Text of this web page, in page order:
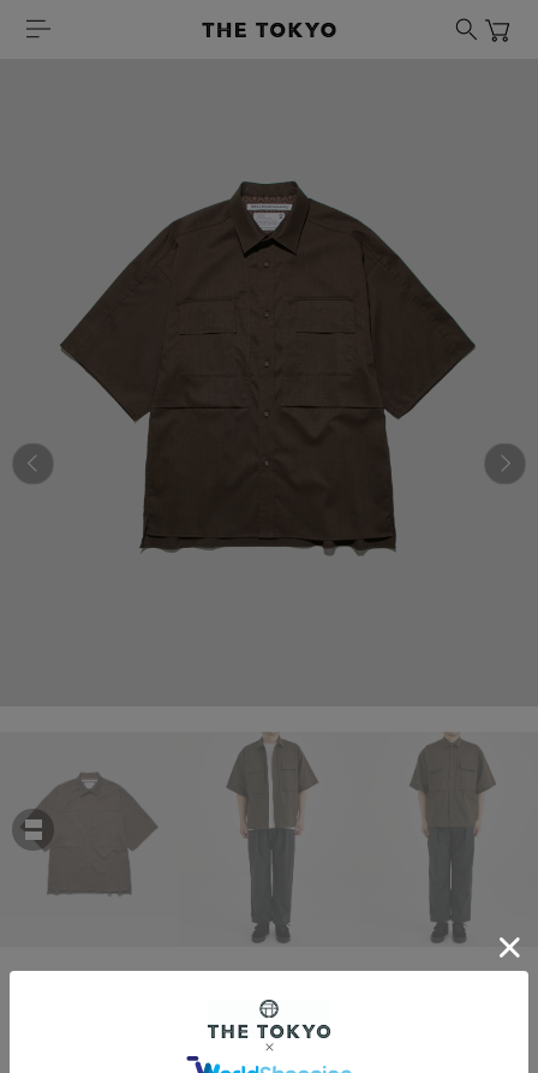
SOLOTEX WIDE S/S SHIRT
￥41,800 税込